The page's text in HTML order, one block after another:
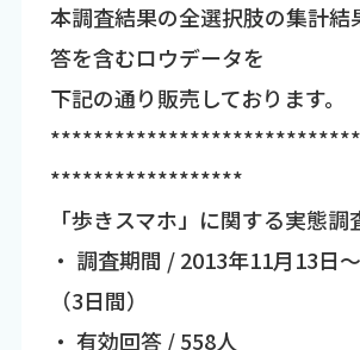
本調査結果の全選択肢の集計結
答を含むロウデータを
下記の通り販売しております。
******************
「歩きスマホ」に関する実態調
・ 調査期間 / 2013年11月13日
（3日間）
・ 有効回答 / 558人